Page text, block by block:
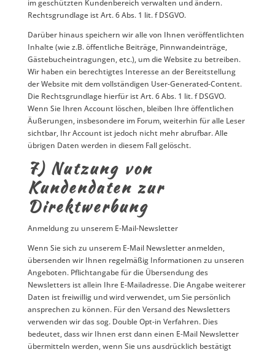
im geschützten Kundenbereich verwalten und ändern.
Rechtsgrundlage ist Art. 6 Abs. 1 lit. f DSGVO.
Darüber hinaus speichern wir alle von Ihnen veröffentlichten
Inhalte (wie z.B. öffentliche Beiträge, Pinnwandeinträge,
Gästebucheintragungen, etc.), um die Website zu betreiben.
Wir haben ein berechtigtes Interesse an der Bereitstellung
der Website mit dem vollständigen User-Generated-Content.
Die Rechtsgrundlage hierfür ist Art. 6 Abs. 1 lit. f DSGVO.
Wenn Sie Ihren Account löschen, bleiben Ihre öffentlichen
Äußerungen, insbesondere im Forum, weiterhin für alle Leser
sichtbar, Ihr Account ist jedoch nicht mehr abrufbar. Alle
übrigen Daten werden in diesem Fall gelöscht.
7) Nutzung von
Kundendaten zur
Direktwerbung
Anmeldung zu unserem E-Mail-Newsletter
Wenn Sie sich zu unserem E-Mail Newsletter anmelden,
übersenden wir Ihnen regelmäßig Informationen zu unseren
Angeboten. Pflichtangabe für die Übersendung des
Newsletters ist allein Ihre E-Mailadresse. Die Angabe weiterer
Daten ist freiwillig und wird verwendet, um Sie persönlich
ansprechen zu können. Für den Versand des Newsletters
verwenden wir das sog. Double Opt-in Verfahren. Dies
bedeutet, dass wir Ihnen erst dann einen E-Mail Newsletter
übermitteln werden, wenn Sie uns ausdrücklich bestätigt